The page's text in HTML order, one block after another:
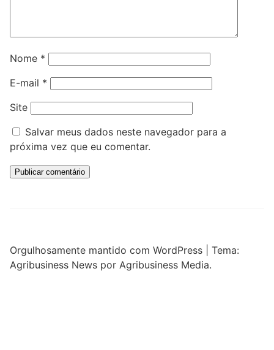
Nome *
E-mail *
Site
Salvar meus dados neste navegador para a
próxima vez que eu comentar.
Orgulhosamente mantido com WordPress
Tema:
Agribusiness News por Agribusiness Media.